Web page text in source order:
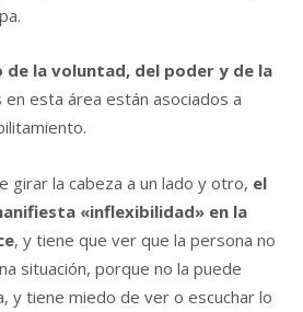
de la voluntad, del poder y de la
en esta área están asociados a
girar la cabeza a un lado y otro, el
«inflexibilidad» en la
, y tiene que ver que la persona no
situación, porque no la puede
y tiene miedo de ver o escuchar lo